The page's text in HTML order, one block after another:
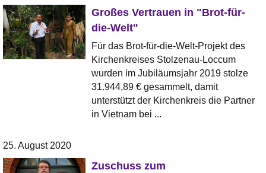
Großes Vertrauen in "Brot-für-
die-Welt"
Für das Brot-für-die-Welt-Projekt des
Kirchenkreises Stolzenau-Loccum
wurden im Jubiläumsjahr 2019 stolze
31.944,89 € gesammelt, damit
unterstützt der Kirchenkreis die Partner
in Vietnam bei ...
25. August 2020
Zuschuss zum